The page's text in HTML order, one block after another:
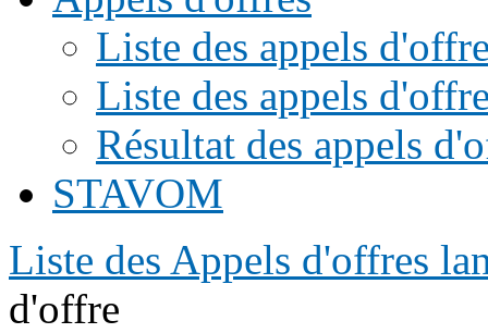
Liste des appels
Liste des appels
Résultat des appels
STAVOM
Liste des Appels d'offres
d'offre